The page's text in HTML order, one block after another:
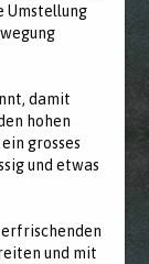
Umstellung
damit
hohen
grosses
und etwas
erfrischenden
und mit